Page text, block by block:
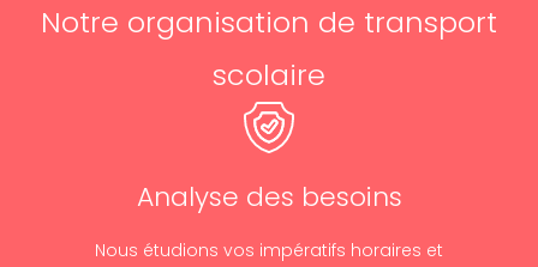
Notre organisation de transport
scolaire
Analyse des besoins
Nous étudions vos impératifs horaires et